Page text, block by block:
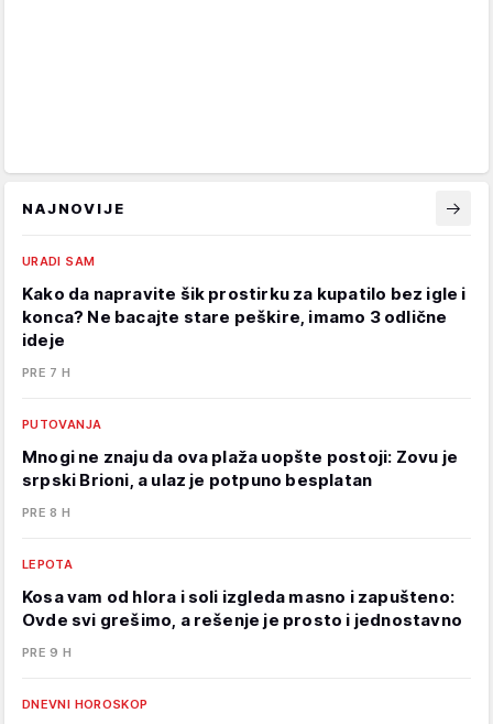
NAJNOVIJE
URADI SAM
Kako da napravite šik prostirku za kupatilo bez igle i
konca? Ne bacajte stare peškire, imamo 3 odlične
ideje
PRE 7 H
PUTOVANJA
Mnogi ne znaju da ova plaža uopšte postoji: Zovu je
srpski Brioni, a ulaz je potpuno besplatan
PRE 8 H
LEPOTA
Kosa vam od hlora i soli izgleda masno i zapušteno:
Ovde svi grešimo, a rešenje je prosto i jednostavno
PRE 9 H
DNEVNI HOROSKOP